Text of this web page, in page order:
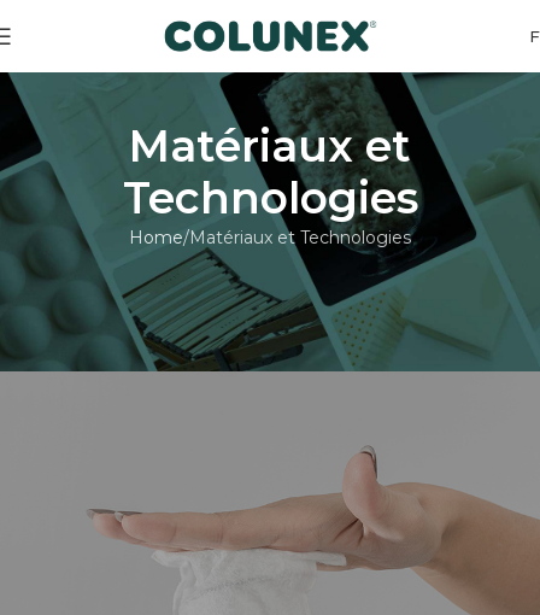
Matériaux et
Technologies
Home Matériaux et Technologies